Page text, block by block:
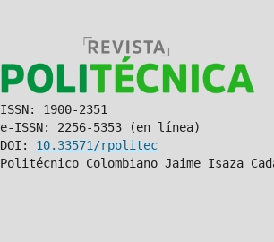
ISSN: 1900-2351
e-ISSN: 2256-5353 (en línea)
DOI: 10.33571/rpolitec
Politécnico Colombiano Jaime Isaza